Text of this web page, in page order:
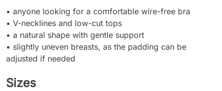
• anyone looking for a comfortable wire-free bra
• V-necklines and low-cut tops
• a natural shape with gentle support
• slightly uneven breasts, as the padding can be
adjusted if needed
Sizes